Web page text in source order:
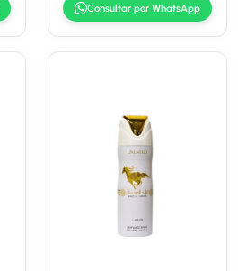
Consultar por WhatsApp